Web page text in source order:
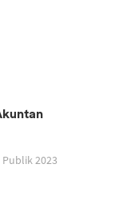
2023